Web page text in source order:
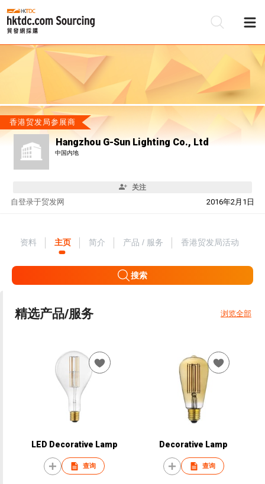
香港贸发局参展商
Hangzhou G-Sun Lighting Co., Ltd
中国内地
关注
自 2016年2月1日
登录于贸发网
资料 主页 简介 产品 / 服务 香港贸发局活动
搜索
精选产品/服务 浏览全部
LED Decorative Lamp
查询
Decorative Lamp
查询